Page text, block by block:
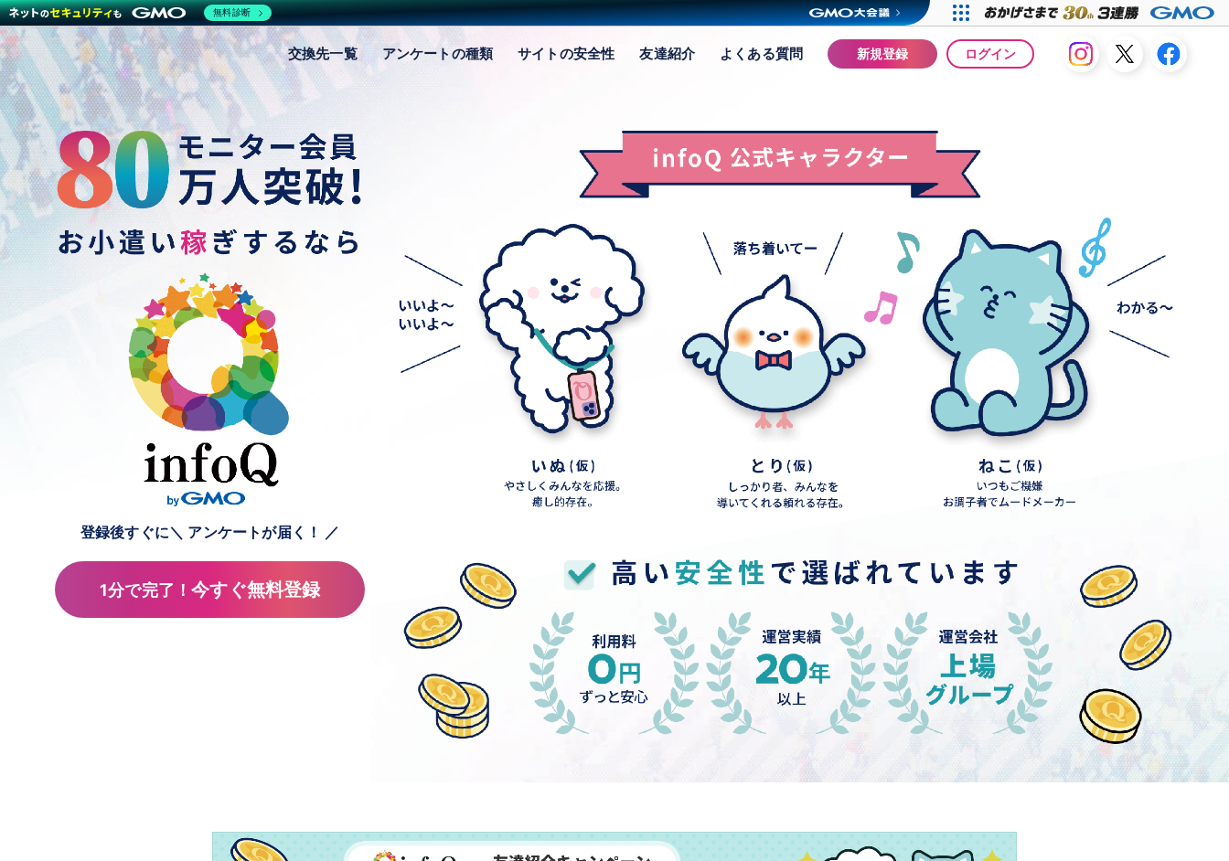
交換先一覧 アンケートの種類 サイトの安全性 友達紹介 よくある質問 新規登録 ログイン
登録後すぐに＼ アンケートが届く！ ／
1分で完了！今すぐ無料登録
無料診断